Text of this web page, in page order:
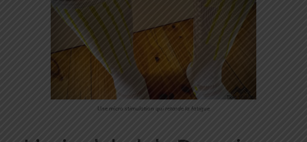
Une micro stimulation qui retarde la fatigue